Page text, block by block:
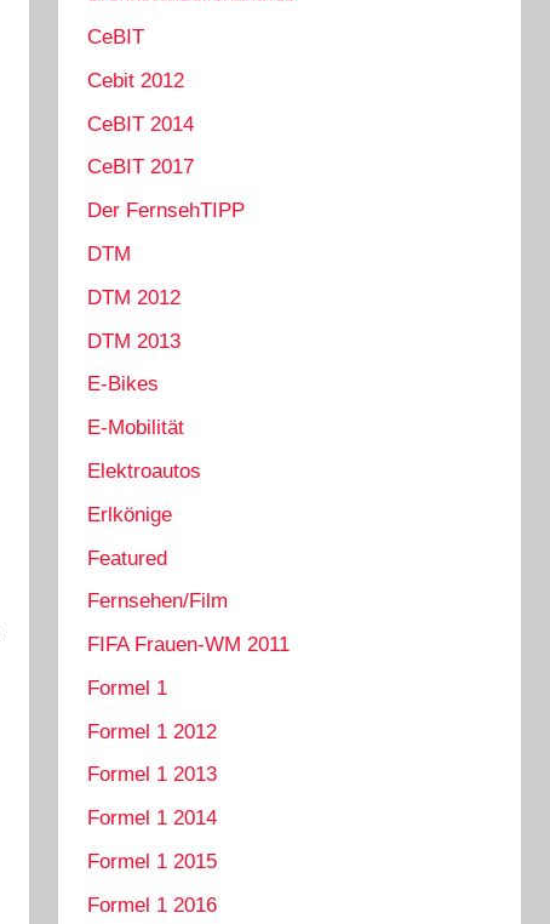
CeBIT
Cebit 2012
CeBIT 2014
CeBIT 2017
Der FernsehTIPP
DTM
DTM 2012
DTM 2013
E-Bikes
E-Mobilität
Elektroautos
Erlkönige
Featured
Fernsehen/Film
FIFA Frauen-WM 2011
Formel 1
Formel 1 2012
Formel 1 2013
Formel 1 2014
Formel 1 2015
Formel 1 2016